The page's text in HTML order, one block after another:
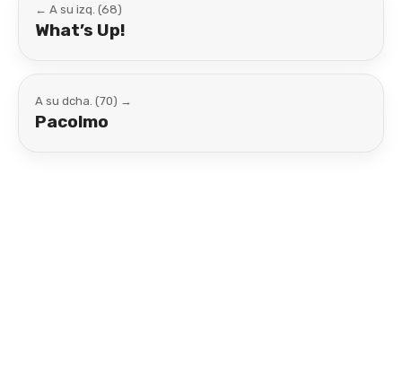
← A su izq. (68)
What’s Up!
A su dcha. (70) →
Pacolmo